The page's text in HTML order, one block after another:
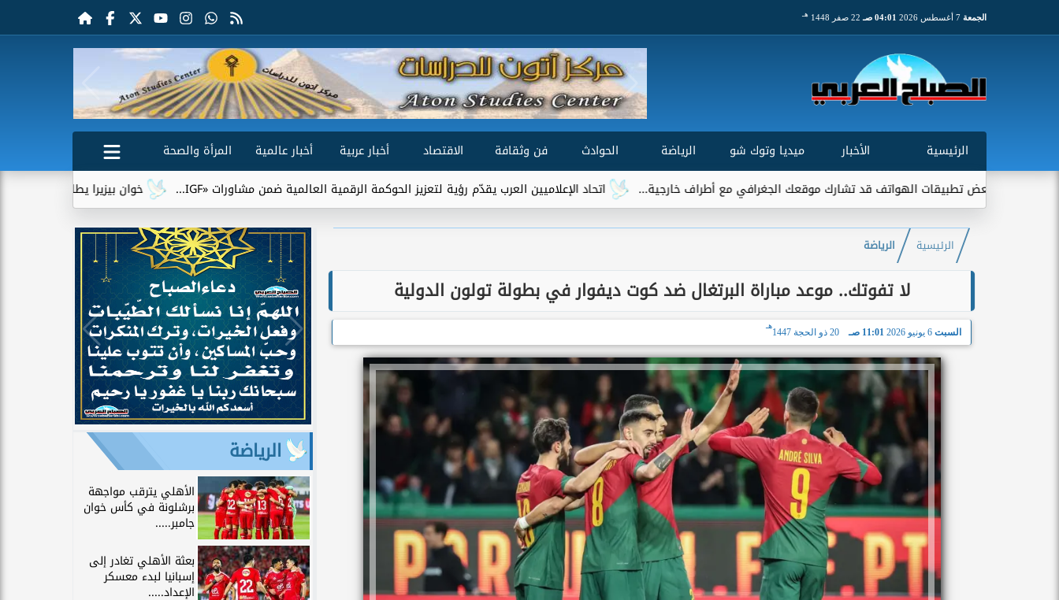
الجمعة 04:01 صـ 22 صفر 1448 هـ
الرئيسية الأخبار ميديا وتوك شو الرياضة الحوادث فن وثقافة الاقتصاد أخبار عربية أخبار عالمية
المرأة والصحة
خوان بيزيرا يطلب الرحيل عن الزمالك.. وشباب
اتحاد الإعلاميين العرب يقدّم رؤية لتعزيز الحوكمة الرقمية العالمية ضمن مشاورات «IGF... تطبيقات الهواتف قد تشارك موقعك الجغرافي مع أطراف خارجية...
الرئيسية الرياضة
لا تفوتك.. موعد مباراة البرتغال ضد كوت ديفوار في بطولة تولون الدولية
السبت 6 يونيو 2026 11:01 صـ 20 ذو الحجة 1447
هـ
الرياضة
الأهلي يترقب مواجهة
برشلونة في كأس خوان
جامبر.....
بعثة الأهلي تغادر إلى
إسبانيا لبدء معسكر
الإعداد.....